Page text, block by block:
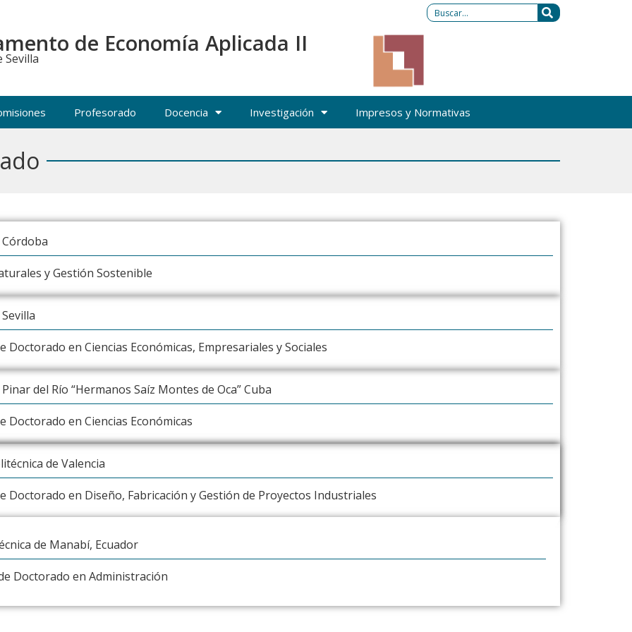
de Economía Aplicada II
Sevilla
Profesorado Docencia Investigación Impresos y Normativas
y Gestión Sostenible
Doctorado en Ciencias Económicas, Empresariales y Sociales
del Río “Hermanos Saíz Montes de Oca” Cuba
Doctorado en Ciencias Económicas
de Valencia
Doctorado en Diseño, Fabricación y Gestión de Proyectos Industriales
de Manabí, Ecuador
Doctorado en Administración